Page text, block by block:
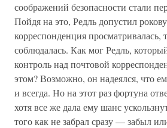
соображений безопасности стали
Пойдя на это, Редль допустил
корреспонденция просматривалась,
соблюдалась. Как мог Редль,
контроль над почтовой
этом? Возможно, он надеялся, что
и всегда. Но на этот раз фортуна
хотя все же дала ему шанс
того как не забрал сразу — забыл